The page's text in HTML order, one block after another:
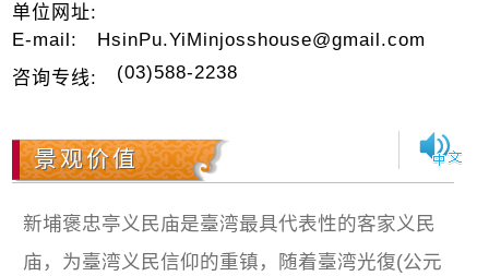
单位网址:
E-mail:
HsinPu.YiMinjosshouse@gmail.com
咨询专线:
(03)588-2238
景观价值
新埔褒忠亭义民庙是臺湾最具代表性的客家义民
庙，为臺湾义民信仰的重镇，随着臺湾光復(公元